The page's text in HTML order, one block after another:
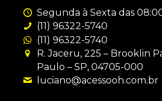
Segunda à Sexta das
(11) 96322-5740
(11) 96322-5740
R. Jaceru, 225 – Brooklin
Paulo – SP, 04705-000
luciano@acessooh.com.br